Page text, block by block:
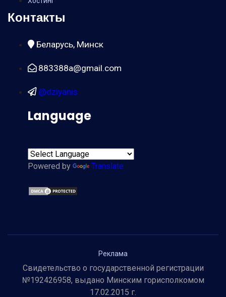
Контакты
Беларусь, Минск
883388a@gmail.com
@dziyanis
Language
Powered by Translate
Реклама
Свидетельство о государственной регистрации
№192426958, выдано Минским горисполкомом
17.02.2015 г.